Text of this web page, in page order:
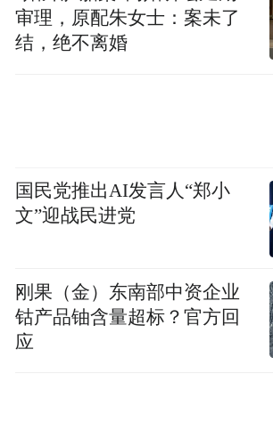
动捕和音乐自动生成舞蹈动画
AI Lab希望通过领先的人工
拟偶像不仅可以活跃在当下
视、游戏、直播领域,也能够
融、教育、医疗等更加广阔
免责声明：市场有风险，选
仅供参考，不作买卖依据。
审理，原配朱女士：案未了
结，绝不离婚
国民党推出AI发言人“郑小
文”迎战民进党
刚果（金）东南部中资企业
钴产品铀含量超标？官方回
应